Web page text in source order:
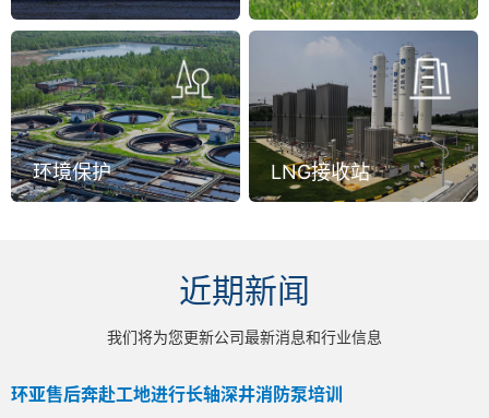
环境保护 LNG接收站
近期新闻
我们将为您更新公司最新消息和行业信息
环亚售后奔赴工地进行长轴深井消防泵培训